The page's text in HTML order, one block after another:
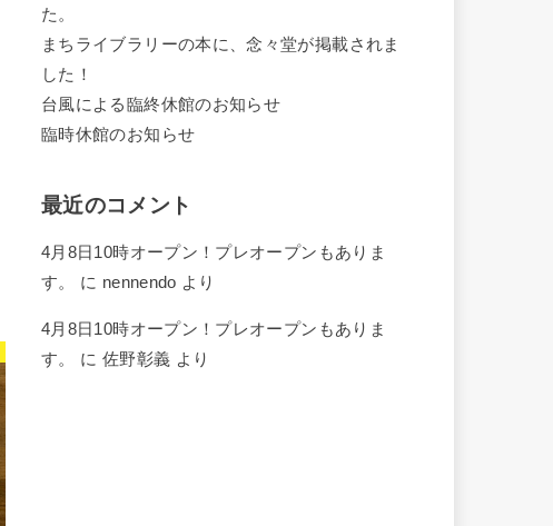
た。
まちライブラリーの本に、念々堂が掲載されま
した！
台風による臨終休館のお知らせ
臨時休館のお知らせ
最近のコメント
4月8日10時オープン！プレオープンもありま
す。
に nennendo より
4月8日10時オープン！プレオープンもありま
す。
に 佐野彰義 より